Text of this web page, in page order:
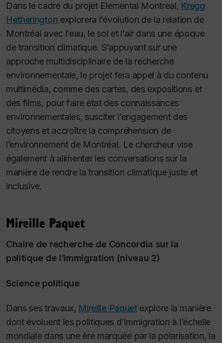
Dans le cadre du projet Elemental Montreal, Kregg
Hetherington explorera l’évolution de la relation de
Montréal avec l’eau, le sol et l’air dans une époque
de transition climatique. S’appuyant sur une
approche multidisciplinaire de la recherche
environnementale, le projet fera appel à du contenu
multimédia, comme des cartes, des expositions et
des films, pour faire état des connaissances
environnementales, susciter l’engagement des
citoyens et accroître la compréhension de
l’environnement de Montréal. Le chercheur vise
également à alimenter les conversations sur la
manière de rendre la transition climatique juste et
inclusive.
Mireille Paquet
Chaire de recherche de Concordia sur la
politique de l’immigration (niveau 2)
Science politique
Dans ses travaux, Mireille Paquetexplore la manière
dont évoluent les politiques d’immigration à l’échelle
mondiale dans une ère marquée par la polarisation, la